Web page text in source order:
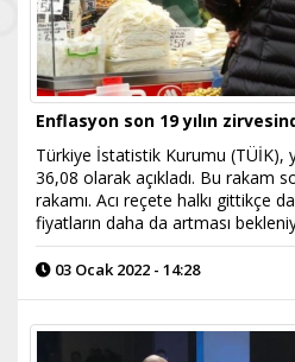
Enflasyon son 19 yılın
Türkiye İstatistik Kurumu (TÜİK),
36,08 olarak açıkladı. Bu rakam
rakamı. Acı reçete halkı gittikçe
fiyatların daha da artması
03 Ocak 2022 - 14:28